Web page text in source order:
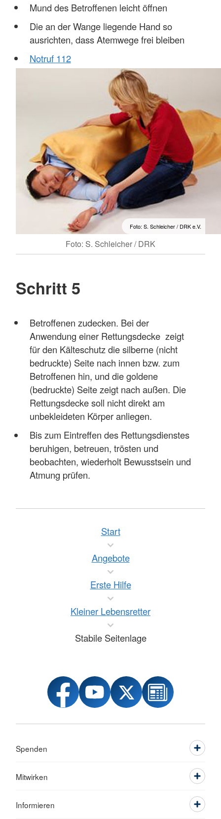
Mund des Betroffenen leicht öffnen
Die an der Wange liegende Hand so
ausrichten, dass Atemwege frei bleiben
Notruf 112
Foto: S. Schleicher / DRK e.V.
Foto: S. Schleicher / DRK
Schritt 5
Betroffenen zudecken. Bei der
Anwendung einer Rettungsdecke zeigt
für den Kälteschutz die silberne (nicht
bedruckte) Seite nach innen bzw. zum
Betroffenen hin, und die goldene
(bedruckte) Seite zeigt nach außen. Die
Rettungsdecke soll nicht direkt am
unbekleideten Körper anliegen.
Bis zum Eintreffen des Rettungsdienstes
beruhigen, betreuen, trösten und
beobachten, wiederholt Bewusstsein und
Atmung prüfen.
Start
Angebote
Erste Hilfe
Kleiner Lebensretter
Stabile Seitenlage
Spenden
Mitwirken
Informieren